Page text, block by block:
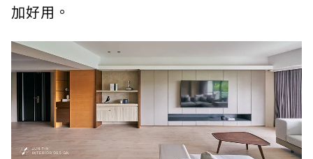
加好用。